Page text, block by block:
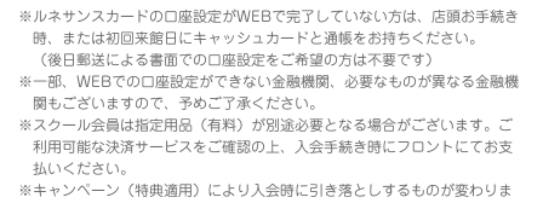
※ルネサンスカードの口座設定がWEBで完了していない方は、店頭お手続き
時、または初回来館日にキャッシュカードと通帳をお持ちください。
（後日郵送による書面での口座設定をご希望の方は不要です）
※一部、WEBでの口座設定ができない金融機関、必要なものが異なる金融機
関もございますので、予めご了承ください。
※スクール会員は指定用品（有料）が別途必要となる場合がございます。ご
利用可能な決済サービスをご確認の上、入会手続き時にフロントにてお支
払いください。
※キャンペーン（特典適用）により入会時に引き落としするものが変わりま